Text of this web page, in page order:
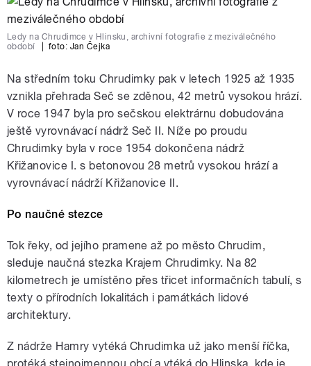
Ledy na Chrudimce v Hlinsku, archivní fotografie z meziválečného
období
foto: Jan Čejka
Na středním toku Chrudimky pak v letech 1925 až 1935
vznikla přehrada Seč se zděnou, 42 metrů vysokou hrází.
V roce 1947 byla pro sečskou elektrárnu dobudována
ještě vyrovnávací nádrž Seč II. Níže po proudu
Chrudimky byla v roce 1954 dokončena nádrž
Křižanovice I. s betonovou 28 metrů vysokou hrází a
vyrovnávací nádrží Křižanovice II.
Po naučné stezce
Tok řeky, od jejího pramene až po město Chrudim,
sleduje naučná stezka Krajem Chrudimky. Na 82
kilometrech je umístěno přes třicet informačních tabulí, s
texty o přírodních lokalitách i památkách lidové
architektury.
Z nádrže Hamry vytéká Chrudimka už jako menší říčka,